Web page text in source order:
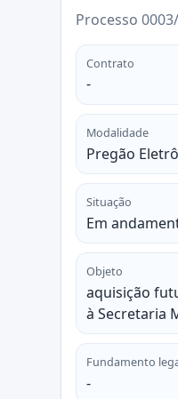
Processo
Contrato
-
Modalidade
Pregão
Situação
Em
Objeto
aquisição
à Secretaria
Fundamento
-